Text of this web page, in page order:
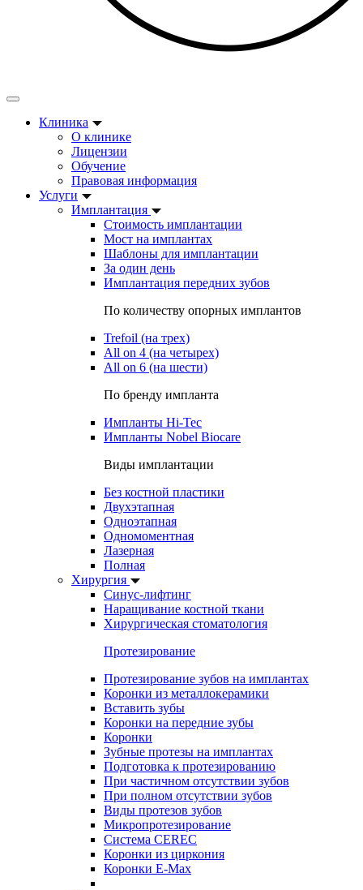
Клиника
О клинике
Лицензии
Обучение
Правовая информация
Услуги
Имплантация
Стоимость имплантации
Мост на имплантах
Шаблоны для имплантации
За один день
Имплантация передних зубов
По количеству опорных имплантов
Trefoil (на трех)
All on 4 (на четырех)
All on 6 (на шести)
По бренду импланта
Импланты Hi-Tec
Импланты Nobel Biocare
Виды имплантации
Без костной пластики
Двухэтапная
Одноэтапная
Одномоментная
Лазерная
Полная
Хирургия
Синус-лифтинг
Наращивание костной ткани
Хирургическая стоматология
Протезирование
Протезирование зубов на имплантах
Коронки из металлокерамики
Вставить зубы
Коронки на передние зубы
Коронки
Зубные протезы на имплантах
Подготовка к протезированию
При частичном отсутствии зубов
При полном отсутствии зубов
Виды протезов зубов
Микропротезирование
Система CEREC
Коронки из циркония
Коронки E-Max